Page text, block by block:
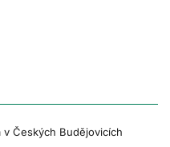
Českých Budějovicích